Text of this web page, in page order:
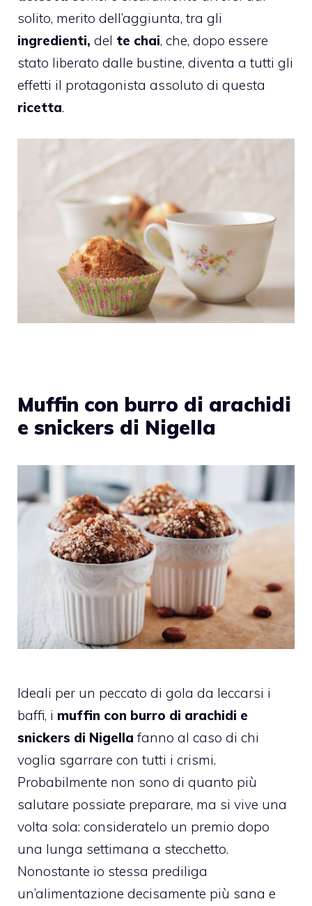
solito, merito dell’aggiunta, tra gli
ingredienti, del te chai, che, dopo essere
stato liberato dalle bustine, diventa a tutti gli
effetti il protagonista assoluto di questa
ricetta.
Muffin con burro di arachidi
e snickers di Nigella
Ideali per un peccato di gola da leccarsi i
baffi, i muffin con burro di arachidi e
snickers di Nigella fanno al caso di chi
voglia sgarrare con tutti i crismi.
Probabilmente non sono di quanto più
salutare possiate preparare, ma si vive una
volta sola: consideratelo un premio dopo
una lunga settimana a stecchetto.
Nonostante io stessa prediliga
un’alimentazione decisamente più sana e